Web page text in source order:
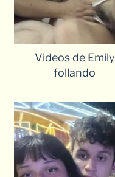
Videos de Emily
follando